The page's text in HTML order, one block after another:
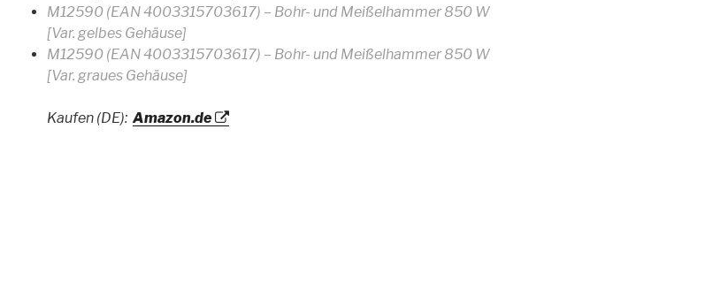
M12590 (EAN 4003315703617) – Bohr- und Meißelhammer 850 W
[Var. gelbes Gehäuse]
M12590 (EAN 4003315703617) – Bohr- und Meißelhammer 850 W
[Var. graues Gehäuse]
Kaufen (DE): Amazon.de